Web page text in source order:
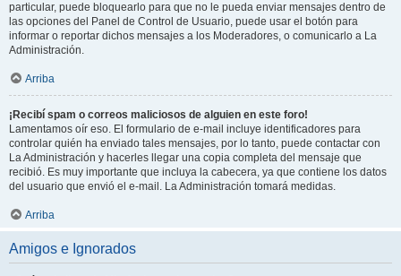
particular, puede bloquearlo para que no le pueda enviar mensajes dentro de
las opciones del Panel de Control de Usuario, puede usar el botón para
informar o reportar dichos mensajes a los Moderadores, o comunicarlo a La
Administración.
Arriba
¡Recibí spam o correos maliciosos de alguien en este foro!
Lamentamos oír eso. El formulario de e-mail incluye identificadores para
controlar quién ha enviado tales mensajes, por lo tanto, puede contactar con
La Administración y hacerles llegar una copia completa del mensaje que
recibió. Es muy importante que incluya la cabecera, ya que contiene los datos
del usuario que envió el e-mail. La Administración tomará medidas.
Arriba
Amigos e Ignorados